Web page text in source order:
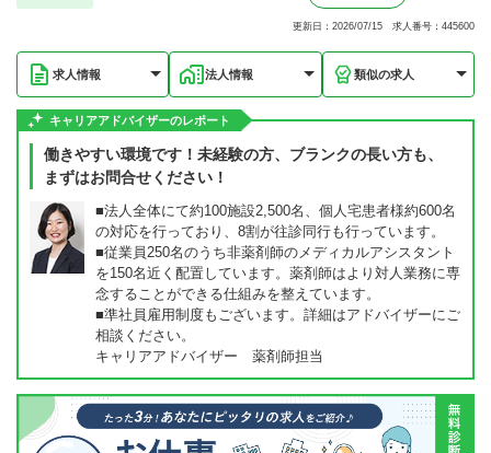
更新日：2026/07/15 求人番号：445600
求人情報 法人情報 類似の求人
キャリアアドバイザーのレポート
働きやすい環境です！未経験の方、ブランクの長い方も、
まずはお問合せください！
■法人全体にて約100施設2,500名、個人宅患者様約600名
の対応を行っており、8割が往診同行も行っています。
■従業員250名のうち非薬剤師のメディカルアシスタント
を150名近く配置しています。薬剤師はより対人業務に専
念することができる仕組みを整えています。
■準社員雇用制度もございます。詳細はアドバイザーにご
相談ください。
キャリアアドバイザー 薬剤師担当